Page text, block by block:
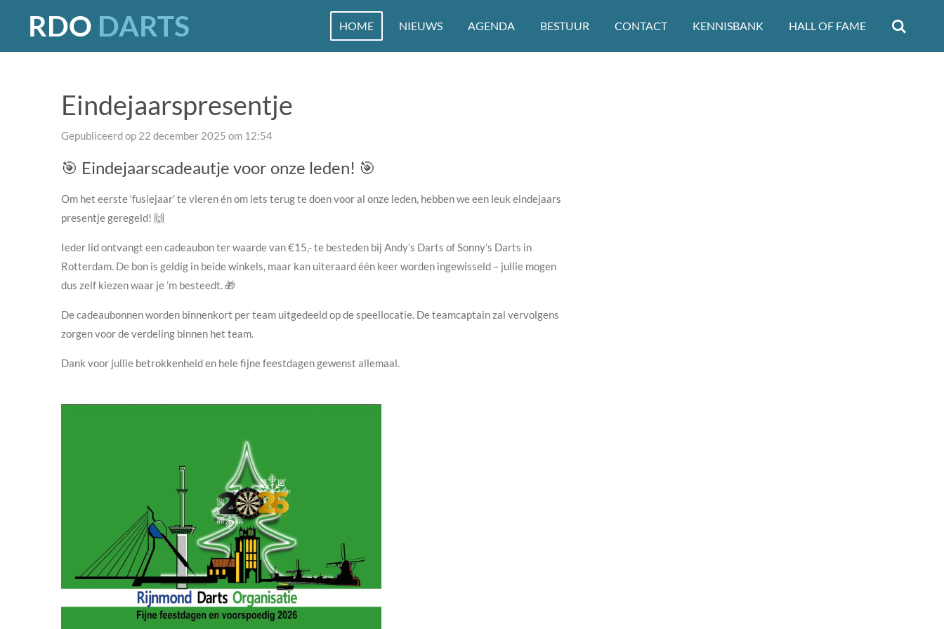
direct
naar
RDO DARTS HOME NIEUWS AGENDA BESTUUR CONTACT KENNISBANK HALL OF FAME
Eindejaarspresentje
Gepubliceerd op 22 december 2025 om 12:54
🎯 Eindejaarscadeautje voor onze leden! 🎯
Om het eerste ‘fusiejaar’ te vieren én om iets terug te doen voor al onze leden, hebben we een leuk eindejaars
presentje geregeld! 🙌
Ieder lid ontvangt een cadeaubon ter waarde van €15,- te besteden bij Andy’s Darts of Sonny’s Darts in
Rotterdam. De bon is geldig in beide winkels, maar kan uiteraard één keer worden ingewisseld – jullie mogen
dus zelf kiezen waar je ’m besteedt. 🎁
De cadeaubonnen worden binnenkort per team uitgedeeld op de speellocatie. De teamcaptain zal vervolgens
zorgen voor de verdeling binnen het team.
Dank voor jullie betrokkenheid en hele fijne feestdagen gewenst allemaal.